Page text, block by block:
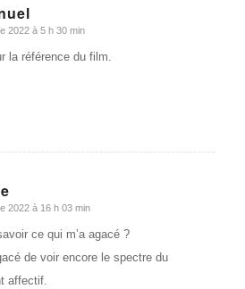
2022 à 5 h 30 min
la référence du film.
2022 à 16 h 03 min
ce qui m’a agacé ?
de voir encore le spectre du
affectif.